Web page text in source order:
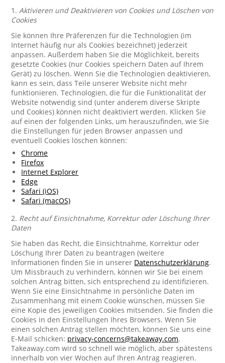
1.Aktivieren und Deaktivieren von Cookies und Löschen von
Cookies
Sie können Ihre Präferenzen für die Technologien (im
Internet häufig nur als Cookies bezeichnet) jederzeit
anpassen. Außerdem haben Sie die Möglichkeit, bereits
gesetzte Cookies (nur Cookies speichern Daten auf Ihrem
Gerät) zu löschen. Wenn Sie die Technologien deaktivieren,
kann es sein, dass Teile unserer Website nicht mehr
funktionieren. Technologien, die für die Funktionalität der
Website notwendig sind (unter anderem diverse Skripte
und Cookies) können nicht deaktiviert werden. Klicken Sie
auf einen der folgenden Links, um herauszufinden, wie Sie
die Einstellungen für jeden Browser anpassen und
eventuell Cookies löschen können:
Chrome
Firefox
Internet Explorer
Edge
Safari (iOS)
Safari (macOS)
2. Recht auf Einsichtnahme, Korrektur oder Löschung Ihrer
Daten
Sie haben das Recht, die Einsichtnahme, Korrektur oder
Löschung Ihrer Daten zu beantragen (weitere
Informationen finden Sie in unserer Datenschutzerklärung.
Um Missbrauch zu verhindern, können wir Sie bei einem
solchen Antrag bitten, sich entsprechend zu identifizieren.
Wenn Sie eine Einsichtnahme in persönliche Daten im
Zusammenhang mit einem Cookie wünschen, müssen Sie
eine Kopie des jeweiligen Cookies mitsenden. Sie finden die
Cookies in den Einstellungen Ihres Browsers. Wenn Sie
einen solchen Antrag stellen möchten, können Sie uns eine
E-Mail schicken: privacy-concerns@takeaway.com.
Takeaway.com wird so schnell wie möglich, aber spätestens
innerhalb von vier Wochen auf Ihren Antrag reagieren.